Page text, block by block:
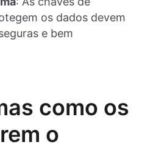
os dados devem
e bem
como os
o